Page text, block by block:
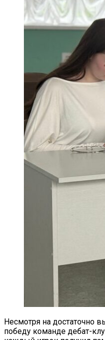
Несмотря на достаточно
победу команде дебат-